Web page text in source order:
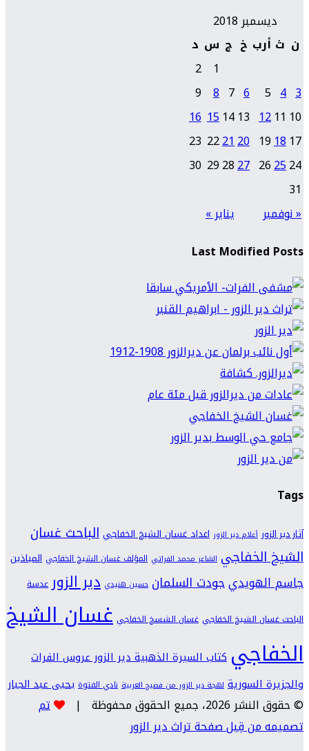
ديسمبر 2018
ن ث أرب خ ج س د
« نوفمبر يناير »
1
2
3
4
5
6
7
8
9
10
11
12
13
14
15
16
17
18
19
20
21
22
23
24
25
26
27
28
29
30
31
Last Modified Posts
Tags
آثار دير الزور أعلام دير الزور اعداد غسان الشيخ الخفاجي الباحث غسان
الشيخ الخفاجي الشاعر محمد الفراتي المؤلف غسان الشيخ الخفاجي المياذين
جاسم الهويديجودت السلمان حسين هنيدي دير الزور عدسة
الباحث غسان الشيخ الخفاجي غسان الشسخ الخفاجي غسان الشيخ
الخفاجي كتاب السيرة الذهبية دير الزور عروس الفرات
والجزيرة السورية لهجة دير الزور من فصيح العربية نادي الفتوة يحيى عبد الجبار
© حقوق النشر 2026، جميع الحقوق محفوظة |
تم
تصميمه من قِبل صفحة تراث دير الزور